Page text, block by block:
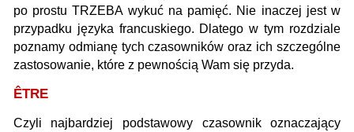
po prostu TRZEBA wykuć na pamięć. Nie inaczej jest w
przypadku języka francuskiego. Dlatego w tym rozdziale
poznamy odmianę tych czasowników oraz ich szczególne
zastosowanie, które z pewnością Wam się przyda.
ÊTRE
Czyli najbardziej podstawowy czasownik oznaczający